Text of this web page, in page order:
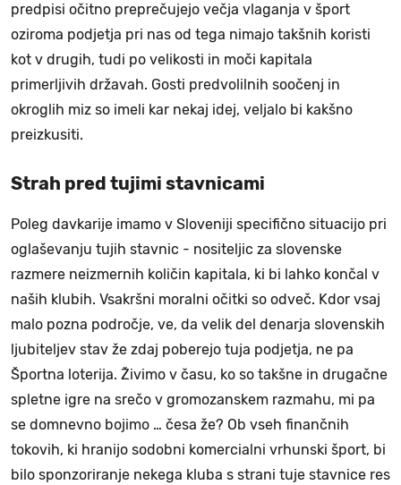
predpisi očitno preprečujejo večja vlaganja v šport
oziroma podjetja pri nas od tega nimajo takšnih koristi
kot v drugih, tudi po velikosti in moči kapitala
primerljivih državah. Gosti predvolilnih soočenj in
okroglih miz so imeli kar nekaj idej, veljalo bi kakšno
preizkusiti.
Strah pred tujimi stavnicami
Poleg davkarije imamo v Sloveniji specifično situacijo pri
oglaševanju tujih stavnic - nositeljic za slovenske
razmere neizmernih količin kapitala, ki bi lahko končal v
naših klubih. Vsakršni moralni očitki so odveč. Kdor vsaj
malo pozna področje, ve, da velik del denarja slovenskih
ljubiteljev stav že zdaj poberejo tuja podjetja, ne pa
Športna loterija. Živimo v času, ko so takšne in drugačne
spletne igre na srečo v gromozanskem razmahu, mi pa
se domnevno bojimo … česa že? Ob vseh finančnih
tokovih, ki hranijo sodobni komercialni vrhunski šport, bi
bilo sponzoriranje nekega kluba s strani tuje stavnice res